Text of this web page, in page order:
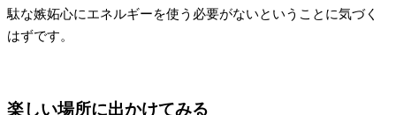
駄な嫉妬心にエネルギーを使う必要がないということに気づく
はずです。
楽しい場所に出かけてみる